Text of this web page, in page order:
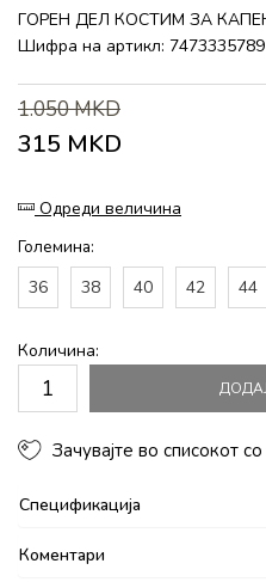
ГОРEН ДЕЛ КОСТИМ ЗА
Шифра на артикл: 7473335789
1.050MKD
315 MKD
Одреди величина
Големина:
36
38 40 42 44
Количина:
Зачувајте во списокот
Спецификација
Коментари